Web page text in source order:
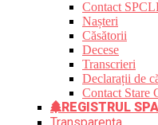
Contact
Nașteri
Căsătorii
Decese
Transcrieri
Declarații de
Contact Stare
REGISTRUL